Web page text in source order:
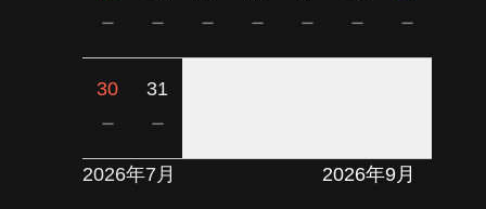
－ － － － － － －
30
－
31
－
2026年7月 2026年9月